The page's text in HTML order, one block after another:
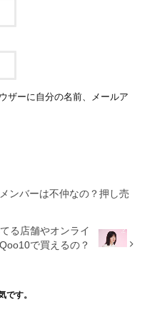
ザーに自分の名前、メールア
ンバーは不仲なの？押し売
る店舗やオンライ
で買えるの？
です。